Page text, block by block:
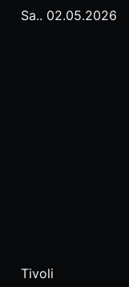
Sa.. 02.05.2026
Tivoli